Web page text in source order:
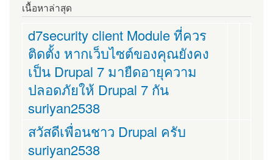
เนื้อหาล่าสุด
d7security client Module ที่ควร
ติดตั้ง หากเว็บไซต์ของคุณยังคง
เป็น Drupal 7 มายืดอายุความ
ปลอดภัยให้ Drupal 7 กัน
suriyan2538
สวัสดีเพื่อนชาว Drupal ครับ
suriyan2538